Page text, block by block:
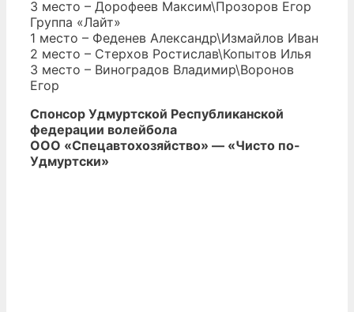
3 место – Дорофеев Максим\Прозоров Егор
Группа «Лайт»
1 место – Феденев Александр\Измайлов Иван
2 место – Стерхов Ростислав\Копытов Илья
3 место – Виноградов Владимир\Воронов
Егор
Спонсор Удмуртской Республиканской
федерации волейбола
ООО «Спецавтохозяйство» — «Чисто по-
Удмуртски»